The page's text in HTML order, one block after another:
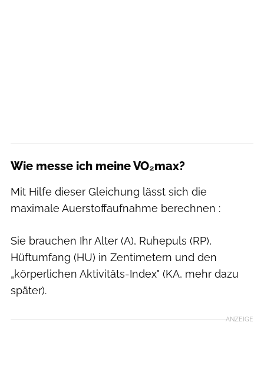
Wie messe ich meine VO₂max?
Mit Hilfe dieser Gleichung lässt sich die
maximale Auerstoffaufnahme berechnen :
Sie brauchen Ihr Alter (A), Ruhepuls (RP),
Hüftumfang (HU) in Zentimetern und den
„körperlichen Aktivitäts-Index" (KA, mehr dazu
später).
ANZEIGE